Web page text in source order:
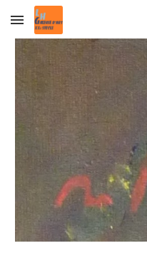
Skip to main content